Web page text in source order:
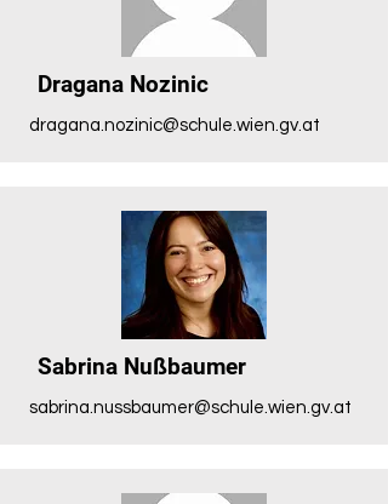
Dragana Nozinic
dragana.nozinic@schule.wien.gv.at
Sabrina Nußbaumer
sabrina.nussbaumer@schule.wien.gv.at